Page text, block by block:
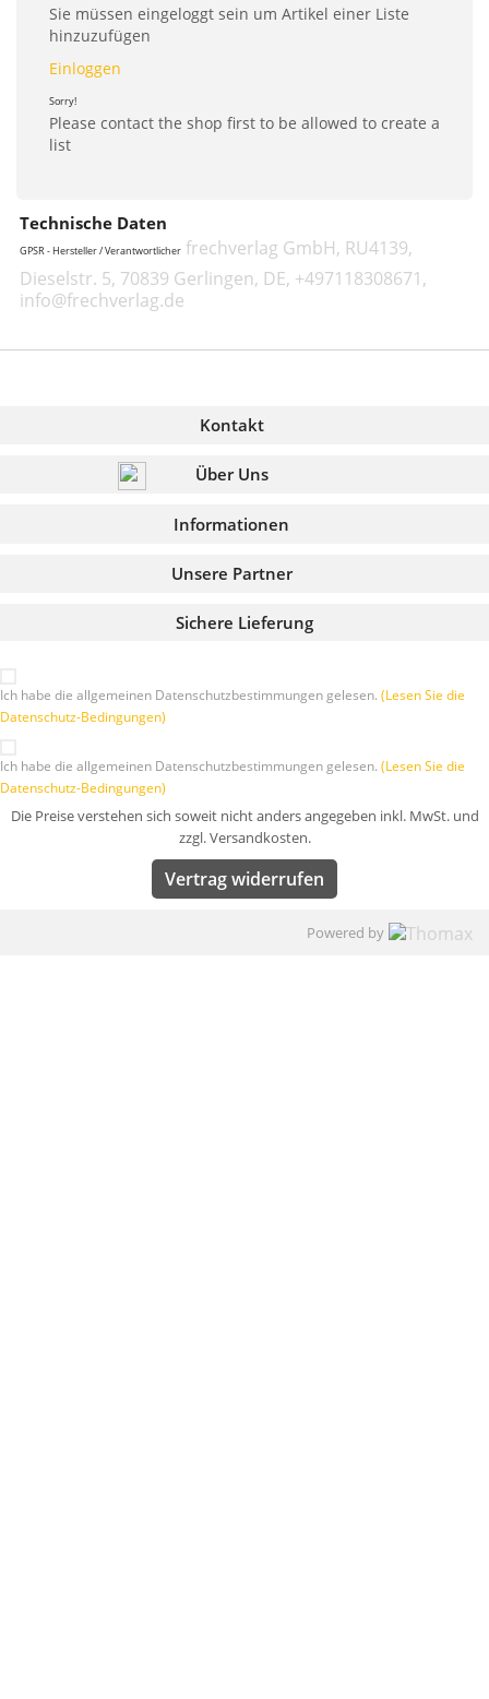
Sie müssen eingeloggt sein um Artikel einer Liste
hinzuzufügen
Einloggen
Sorry!
Please contact the shop first to be allowed to create a
list
Technische Daten
GPSR - Hersteller / Verantwortlicher frechverlag GmbH, RU4139,
Dieselstr. 5, 70839 Gerlingen, DE, +497118308671,
info@frechverlag.de
Kontakt
Über Uns
Informationen
Sichere Lieferung
Unsere Partner
Ich habe die allgemeinen Datenschutzbestimmungen gelesen. (Lesen Sie die
Datenschutz-Bedingungen)
Ich habe die allgemeinen Datenschutzbestimmungen gelesen. (Lesen Sie die
Datenschutz-Bedingungen)
Die Preise verstehen sich soweit nicht anders angegeben inkl. MwSt. und
zzgl. Versandkosten.
Vertrag widerrufen
Powered by